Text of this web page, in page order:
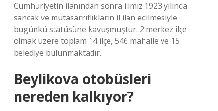
Cumhuriyetin ilanından sonra ilimiz 1923 yılında
sancak ve mutasarrıflıkların il ilan edilmesiyle
bugünkü statüsüne kavuşmuştur. 2 merkez ilçe
olmak üzere toplam 14 ilçe, 546 mahalle ve 15
belediye bulunmaktadır.
Beylikova otobüsleri
nereden kalkıyor?